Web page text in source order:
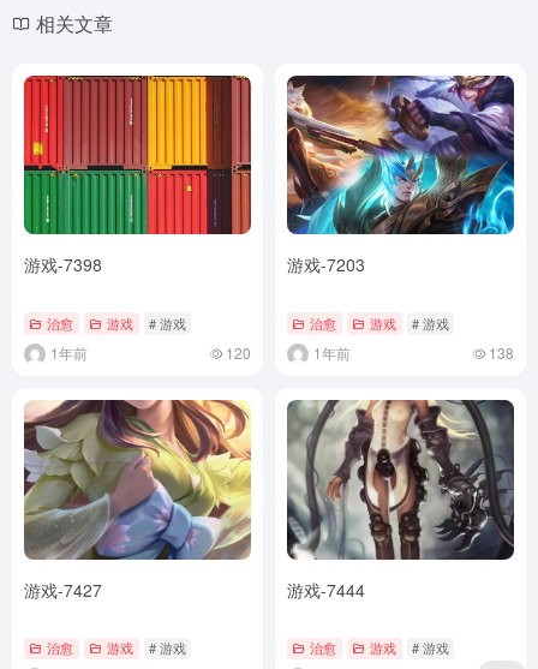
相关文章
游戏-7398
治愈 游戏 # 游戏
1年前 120
游戏-7203
治愈 游戏 # 游戏
1年前 138
游戏-7427
治愈 游戏 # 游戏
游戏-7444
治愈 游戏 # 游戏